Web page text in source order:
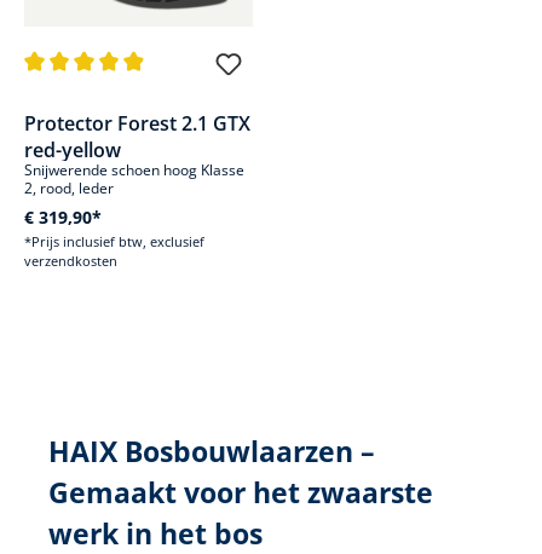
Protector Forest 2.1 GTX
red-yellow
Snijwerende schoen hoog Klasse
2, rood, leder
€ 319,90*
*Prijs inclusief btw, exclusief
verzendkosten
HAIX Bosbouwlaarzen –
Gemaakt voor het zwaarste
werk in het bos